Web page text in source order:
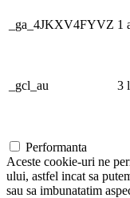
_ga_4JKXV4FYVZ 1
_gcl_au 3
Performanta
Aceste cookie-uri ne
ului, astfel incat sa
sau sa imbunatatim